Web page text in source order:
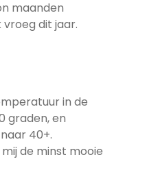
maanden
vroeg dit jaar.
in de
graden, en
40+.
de minst mooie